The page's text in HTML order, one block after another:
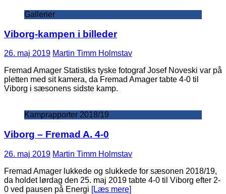
Gallerier
Viborg-kampen i billeder
26. maj 2019 Martin Timm Holmstav
Fremad Amager Statistiks tyske fotograf Josef Noveski var på
pletten med sit kamera, da Fremad Amager tabte 4-0 til
Viborg i sæsonens sidste kamp.
Kamprapporter 2018/19
Viborg – Fremad A. 4-0
26. maj 2019 Martin Timm Holmstav
Fremad Amager lukkede og slukkede for sæsonen 2018/19,
da holdet lørdag den 25. maj 2019 tabte 4-0 til Viborg efter 2-
0 ved pausen på Energi [Læs mere]